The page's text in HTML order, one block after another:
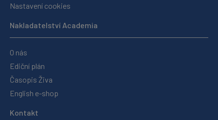
Nastavení cookies
Nakladatelství Academia
O nás
Ediční plán
Časopis Živa
English e-shop
Kontakt